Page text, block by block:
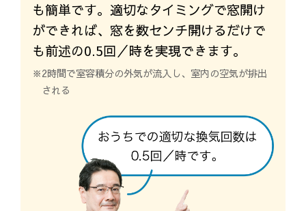
も簡単です。適切なタイミングで窓開け
ができれば、窓を数センチ開けるだけで
も前述の0.5回／時を実現できます。
※2時間で室容積分の外気が流入し、室内の空気が排出
される